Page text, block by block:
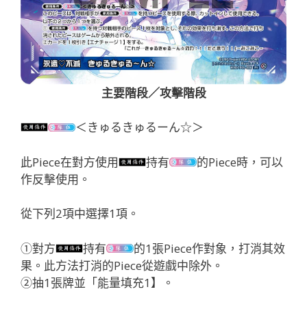
主要階段／攻擊階段
＜きゅるきゅるーん☆＞
此Piece在對方使用 持有
的Piece時，可以
作反擊使用。
從下列2項中選擇1項。
①對方 持有
的1張Piece作對象，打消其效
果。此方法打消的Piece從遊戲中除外。
②抽1張牌並「能量填充1】。